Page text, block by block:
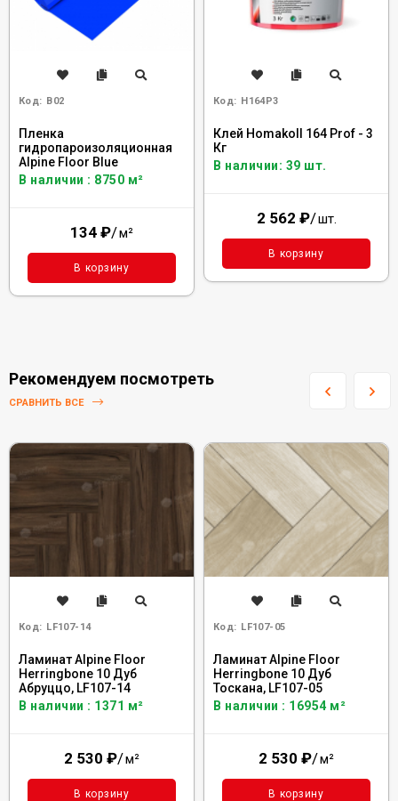
Код: B02
Пленка
гидропароизоляционная
Alpine Floor Blue
В наличии : 8750 м²
134 ₽/м²
В корзину
Код: H164P3
Клей Homakoll 164 Prof - 3
Кг
В наличии: 39 шт.
2 562 ₽/шт.
В корзину
Рекомендуем посмотреть
СРАВНИТЬ ВСЕ
Код: LF107-14
Ламинат Alpine Floor
Herringbone 10 Дуб
Абруццо, LF107-14
В наличии : 1371 м²
2 530 ₽/м²
В корзину
Код: LF107-05
Ламинат Alpine Floor
Herringbone 10 Дуб
Тоскана, LF107-05
В наличии : 16954 м²
2 530 ₽/м²
В корзину